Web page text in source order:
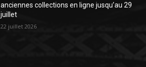
anciennes collections en ligne jusqu’au 29
juillet
22 juillet 2026